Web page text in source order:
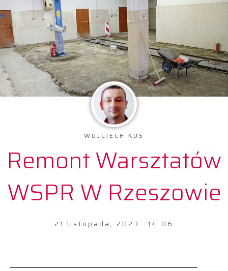
WOJCIECH KUS
Remont Warsztatów
WSPR W Rzeszowie
21 listopada, 2023 14:06